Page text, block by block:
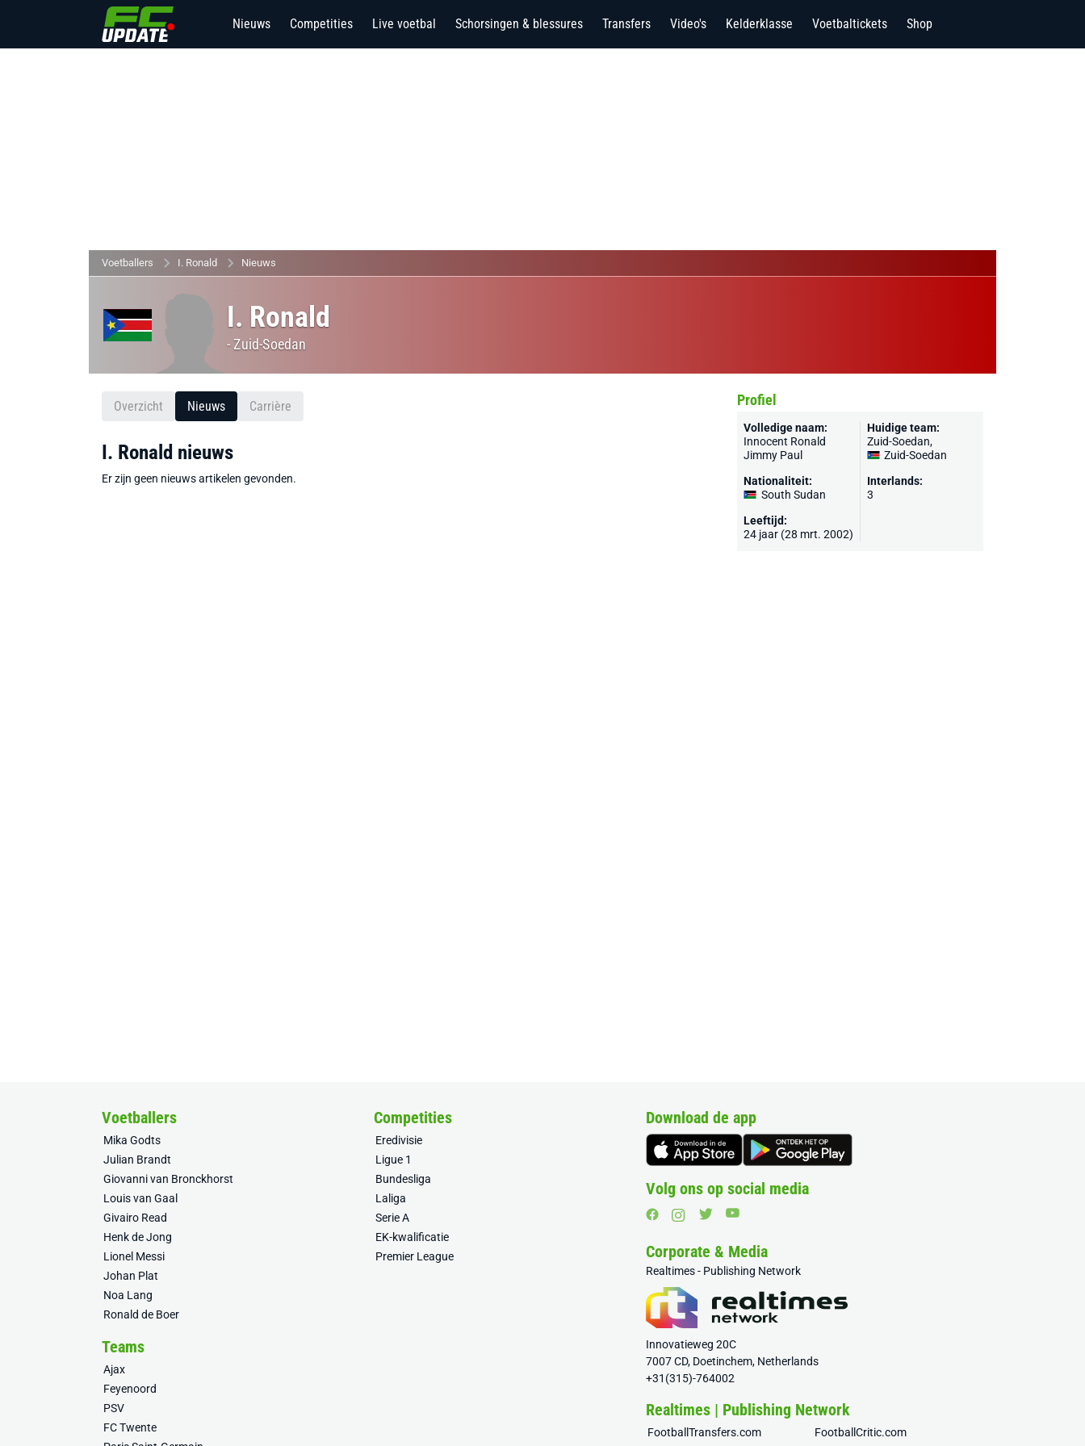
Nieuws Competities Live voetbal Schorsingen & blessures Transfers Video's Kelderklasse Voetbaltickets Shop
Voetballers I. Ronald Nieuws
I. Ronald
- Zuid-Soedan
Overzicht Nieuws Carrière
I. Ronald nieuws
Er zijn geen nieuws artikelen gevonden.
Profiel
Volledige naam:
Innocent Ronald
Jimmy Paul
Nationaliteit:
South Sudan
Leeftijd:
24 jaar (28 mrt. 2002)
Huidige team:
Zuid-Soedan,
Zuid-Soedan
Interlands:
3
Voetballers
Mika Godts
Julian Brandt
Giovanni van Bronckhorst
Louis van Gaal
Givairo Read
Henk de Jong
Lionel Messi
Johan Plat
Noa Lang
Ronald de Boer
Competities
Eredivisie
Ligue 1
Bundesliga
Laliga
Serie A
EK-kwalificatie
Premier League
Teams
Ajax
Feyenoord
PSV
FC Twente
Download de app
Volg ons op social media
Corporate & Media
Realtimes - Publishing Network
Innovatieweg 20C
7007 CD, Doetinchem, Netherlands
+31(315)-764002
Realtimes | Publishing Network
FootballTransfers.com
FootballCritic.com